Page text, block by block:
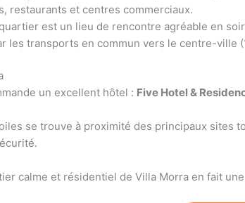
restaurants et centres commerciaux.
est un lieu de rencontre agréable en
les transports en commun vers le centre-ville
un excellent hôtel : Five Hotel &
se trouve à proximité des principaux
calme et résidentiel de Villa Morra en fait